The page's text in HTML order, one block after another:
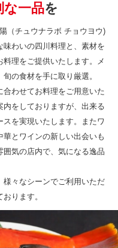
な一品を
（チュウナラボ チョウヨウ)
わいの四川料理と、素材を
理をご提供いたします。メ
の食材を手に取り厳選。
わせてお料理をご用意いた
内をしておりますが、出来る
を実現いたします。またワ
とワインの新しい出会いも
気の店内で、気になる逸品
様々なシーンでご利用いただ
ります。